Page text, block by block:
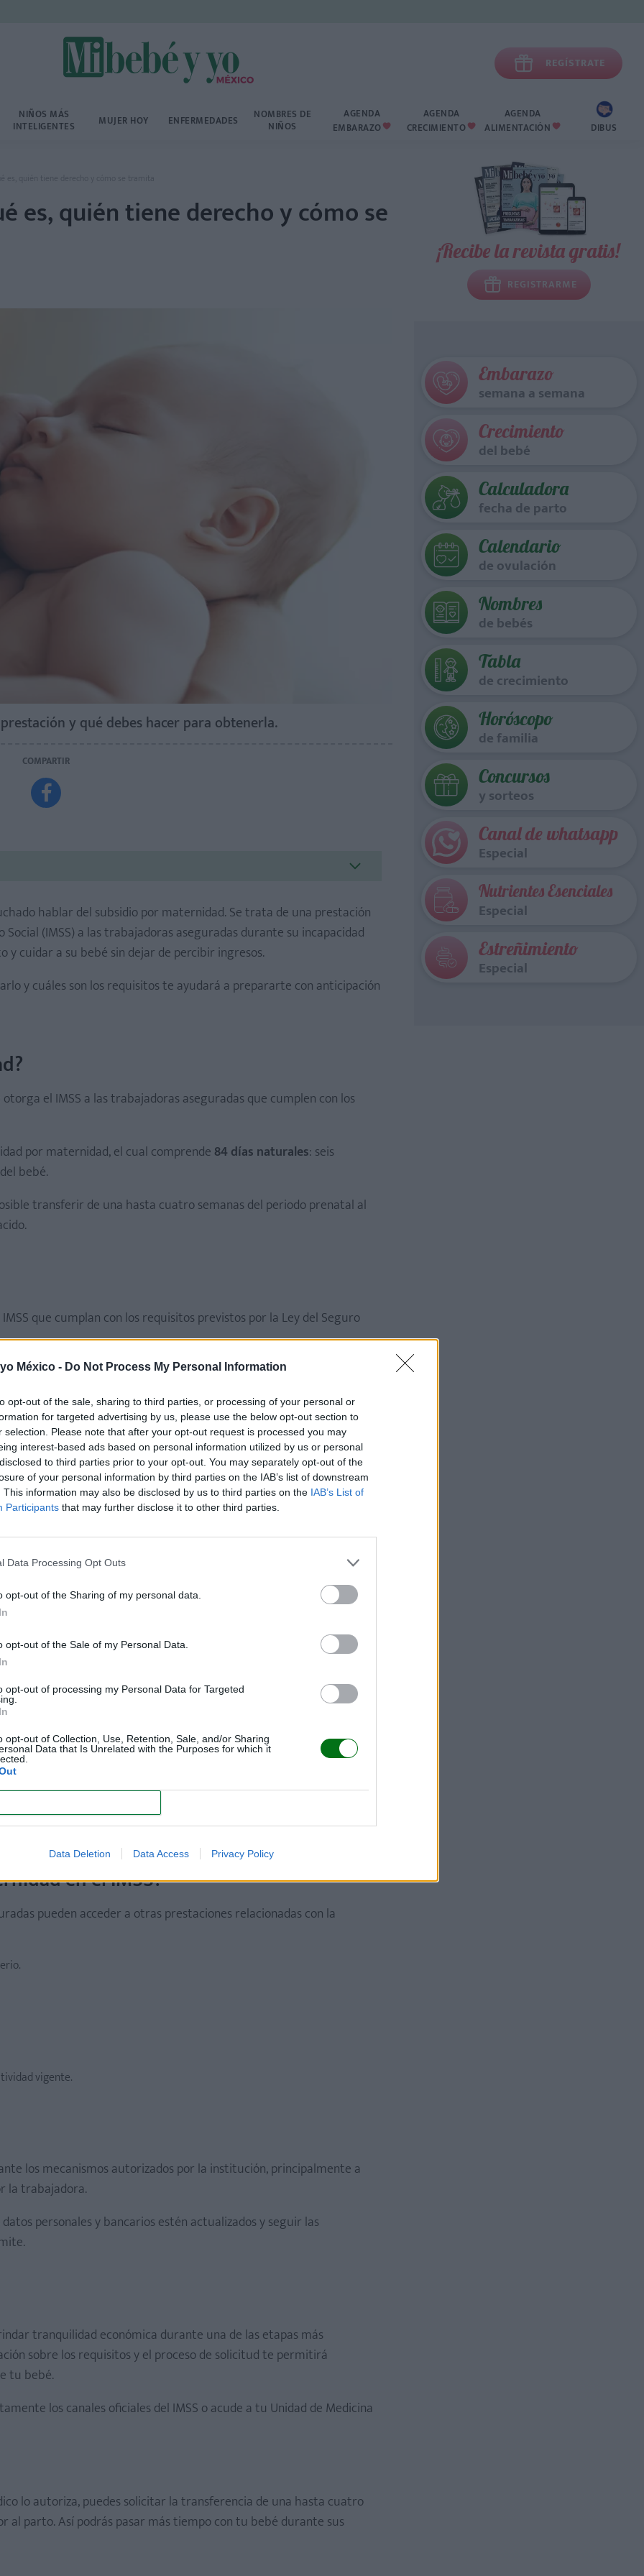
México - Do Not Process My Personal Information
opt-out of the sale, sharing to third parties, or processing of your personal or
for targeted advertising by us, please use the below opt-out section to
selection. Please note that after your opt-out request is processed you may
interest-based ads based on personal information utilized by us or personal
to third parties prior to your opt-out. You may separately opt-out of the
of your personal information by third parties on the IAB’s list of downstream
This information may also be disclosed by us to third parties on the IAB’s List of
Participants that may further disclose it to other third parties.
Data Processing Opt Outs
opt-out of the Sharing of my personal data.
opt-out of the Sale of my Personal Data.
opt-out of processing my Personal Data for Targeted
opt-out of Collection, Use, Retention, Sale, and/or Sharing
Data that Is Unrelated with the Purposes for which it
Data Deletion Data Access Privacy Policy
 REGÍSTRATE
NIÑOS MÁS
INTELIGENTES MUJER HOY ENFERMEDADES NOMBRES DE
NIÑOS
AGENDA
EMBARAZO 
AGENDA
CRECIMIENTO 
AGENDA
ALIMENTACIÓN  DIBUS
es, quién tiene derecho y cómo se tramita
es, quién tiene derecho y cómo se
y qué debes hacer para obtenerla.
COMPARTIR

hablar del subsidio por maternidad. Se trata de una prestación
(IMSS) a las trabajadoras aseguradas durante su incapacidad
cuidar a su bebé sin dejar de percibir ingresos.
y cuáles son los requisitos te ayudará a prepararte con anticipación
el IMSS a las trabajadoras aseguradas que cumplen con los
por maternidad, el cual comprende 84 días naturales: seis
bebé.
transferir de una hasta cuatro semanas del periodo prenatal al
que cumplan con los requisitos previstos por la Ley del Seguro
derecho a atención médica durante el embarazo, el parto y el
maternidad?
familiar dará seguimiento al embarazo y expedirá el
corresponda.
necesario acudir a la Unidad de Medicina Familiar del IMSS dentro
la documentación médica requerida y obtener el certificado.
el control prenatal se haya realizado con un médico externo.
actualizados directamente en los canales oficiales del IMSS, ya que
en el IMSS?
pueden acceder a otras prestaciones relacionadas con la
vigente.
los mecanismos autorizados por la institución, principalmente a
la trabajadora.
personales y bancarios estén actualizados y seguir las
tranquilidad económica durante una de las etapas más
sobre los requisitos y el proceso de solicitud te permitirá
tu bebé.
los canales oficiales del IMSS o acude a tu Unidad de Medicina
lo autoriza, puedes solicitar la transferencia de una hasta cuatro
al parto. Así podrás pasar más tiempo con tu bebé durante sus
¡Recibe la revista gratis!
REGISTRARME
Embarazo
semana a semana
Crecimiento
del bebé
Calculadora
fecha de parto
Calendario
de ovulación
Nombres
de bebés
Tabla
de crecimiento
Horóscopo
de familia
Concursos
y sorteos
Canal de whatsapp
Especial
Nutrientes Esenciales
Especial
Estreñimiento
Especial